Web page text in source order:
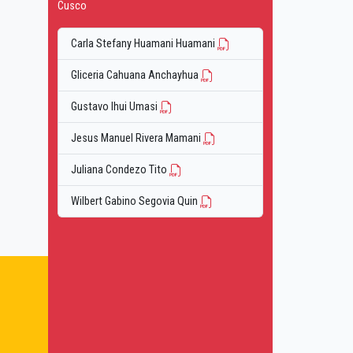
Cusco
Carla Stefany Huamani Huamani
Gliceria Cahuana Anchayhua
Gustavo Ihui Umasi
Jesus Manuel Rivera Mamani
Juliana Condezo Tito
Wilbert Gabino Segovia Quin